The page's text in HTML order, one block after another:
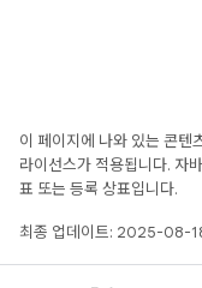
이 페이지에 나와 있는 콘텐
라이선스가 적용됩니다.
표 또는 등록 상표입니다.
최종 업데이트: 2025-08-